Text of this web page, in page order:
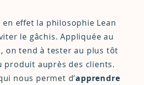
effet la philosophie Lean
le gâchis. Appliquée au
on tend à tester au plus tôt
produit auprès des clients.
nous permet d’apprendre